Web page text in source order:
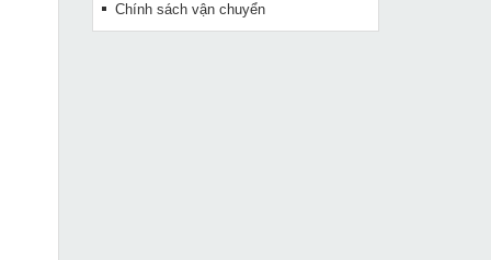
Chính sách vận chuyển